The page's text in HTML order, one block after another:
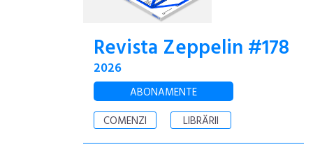
Revista Zeppelin #178
2026
ABONAMENTE
COMENZI
LIBRĂRII